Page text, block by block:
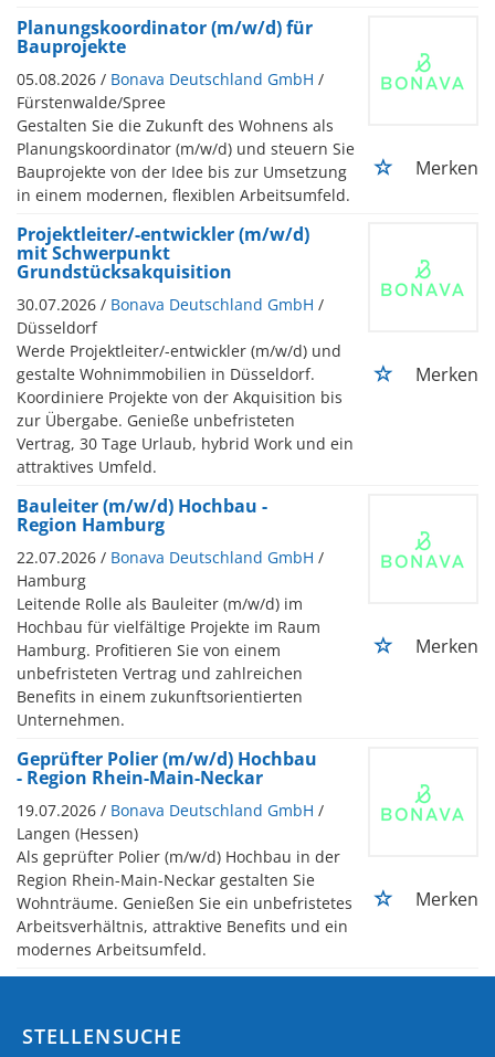
Planungskoordinator (m/w/d) für
Bauprojekte
05.08.2026 / Bonava Deutschland GmbH /
Fürstenwalde/Spree
Gestalten Sie die Zukunft des Wohnens als
Planungskoordinator (m/w/d) und steuern Sie
Bauprojekte von der Idee bis zur Umsetzung
in einem modernen, flexiblen Arbeitsumfeld.
Merken
Projektleiter/-entwickler (m/w/d)
mit Schwerpunkt
Grundstücksakquisition
30.07.2026 / Bonava Deutschland GmbH /
Düsseldorf
Werde Projektleiter/-entwickler (m/w/d) und
gestalte Wohnimmobilien in Düsseldorf.
Koordiniere Projekte von der Akquisition bis
zur Übergabe. Genieße unbefristeten
Vertrag, 30 Tage Urlaub, hybrid Work und ein
attraktives Umfeld.
Merken
Bauleiter (m/w/d) Hochbau -
Region Hamburg
22.07.2026 / Bonava Deutschland GmbH /
Hamburg
Leitende Rolle als Bauleiter (m/w/d) im
Hochbau für vielfältige Projekte im Raum
Hamburg. Profitieren Sie von einem
unbefristeten Vertrag und zahlreichen
Benefits in einem zukunftsorientierten
Unternehmen.
Merken
Geprüfter Polier (m/w/d) Hochbau
- Region Rhein-Main-Neckar
19.07.2026 / Bonava Deutschland GmbH /
Langen (Hessen)
Als geprüfter Polier (m/w/d) Hochbau in der
Region Rhein-Main-Neckar gestalten Sie
Wohnträume. Genießen Sie ein unbefristetes
Arbeitsverhältnis, attraktive Benefits und ein
modernes Arbeitsumfeld.
Merken
STELLENSUCHE